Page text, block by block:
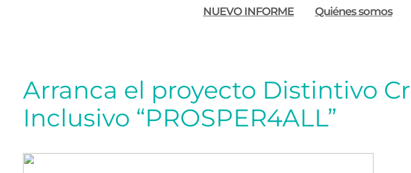
NUEVO INFORME Quiénes somos
Arranca el proyecto Distintivo
Inclusivo “PROSPER4ALL”